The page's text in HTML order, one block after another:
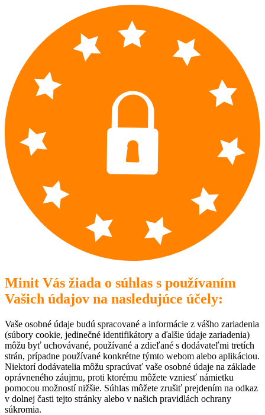
Minit Vás žiada o súhlas s používaním
Vašich údajov na nasledujúce účely:
Vaše osobné údaje budú spracované a informácie z vášho zariadenia
(súbory cookie, jedinečné identifikátory a ďalšie údaje zariadenia)
môžu byť uchovávané, používané a zdieľané s dodávateľmi tretích
strán, prípadne používané konkrétne týmto webom alebo aplikáciou.
Niektorí dodávatelia môžu spracúvať vaše osobné údaje na základe
oprávneného záujmu, proti ktorému môžete vzniesť námietku
pomocou možností nižšie. Súhlas môžete zrušiť prejdením na odkaz
v dolnej časti tejto stránky alebo v našich pravidlách ochrany
súkromia.